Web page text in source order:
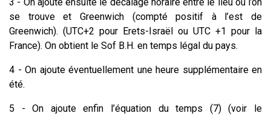
se trouve et Greenwich (compté positif à l’est de
Greenwich). (UTC+2 pour Erets-Israël ou UTC +1 pour la
France). On obtient le Sof B.H. en temps légal du pays.
4 - On ajoute éventuellement une heure supplémentaire en
été.
5 - On ajoute enfin l’équation du temps (7) (voir le